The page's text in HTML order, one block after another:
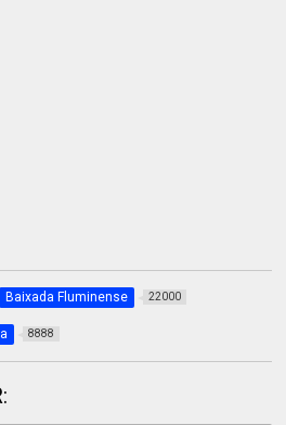
Baixada Fluminense 22000
8888